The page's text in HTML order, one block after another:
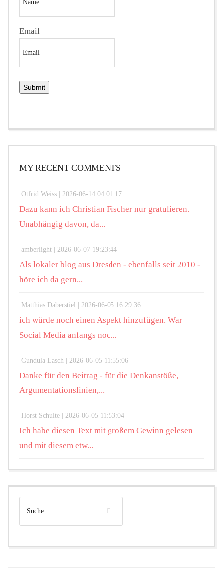
Email
MY RECENT COMMENTS
Otfrid Weiss | 2026-06-14 04:01:17
Dazu kann ich Christian Fischer nur gratulieren.
Unabhängig davon, da...
amberlight | 2026-06-07 19:23:44
Als lokaler blog aus Dresden - ebenfalls seit 2010 -
höre ich da gern...
Matthias Daberstiel | 2026-06-05 16:29:36
ich würde noch einen Aspekt hinzufügen. War
Social Media anfangs noc...
Gundula Lasch | 2026-06-05 11:55:06
Danke für den Beitrag - für die Denkanstöße,
Argumentationslinien,...
Horst Schulte | 2026-06-05 11:53:04
Ich habe diesen Text mit großem Gewinn gelesen –
und mit diesem etw...